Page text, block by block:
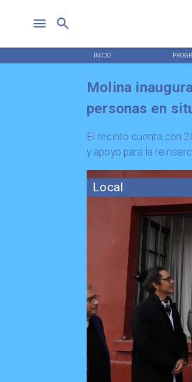
INICIO
Local
Molina
personas en
​El recinto cuenta con
y apoyo para la